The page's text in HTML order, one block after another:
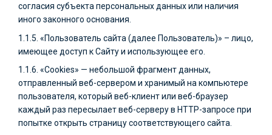
согласия субъекта персональных данных или наличия
иного законного основания.
1.1.5. «Пользователь сайта (далее Пользователь)» – лицо,
имеющее доступ к Сайту и использующее его.
1.1.6. «Cookies» — небольшой фрагмент данных,
отправленный веб-сервером и хранимый на компьютере
пользователя, который веб-клиент или веб-браузер
каждый раз пересылает веб-серверу в HTTP-запросе при
попытке открыть страницу соответствующего сайта.